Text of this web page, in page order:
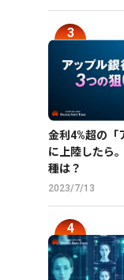
金利4%超の「
に上陸したら
種は？
2023/7/13